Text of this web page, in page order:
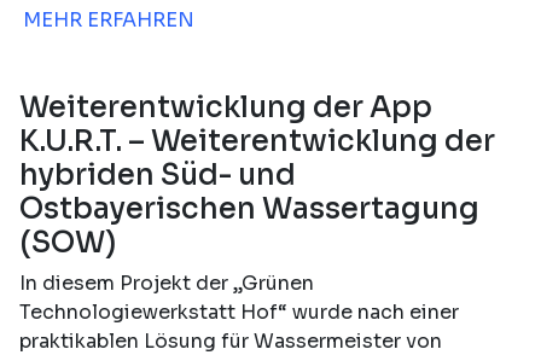
MEHR ERFAHREN
Weiterentwicklung der App
K.U.R.T. – Weiterentwicklung der
hybriden Süd- und
Ostbayerischen Wassertagung
(SOW)
In diesem Projekt der „Grünen
Technologiewerkstatt Hof“ wurde nach einer
praktikablen Lösung für Wassermeister von